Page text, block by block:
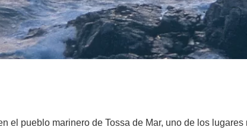
el pueblo marinero de Tossa de Mar, uno de los